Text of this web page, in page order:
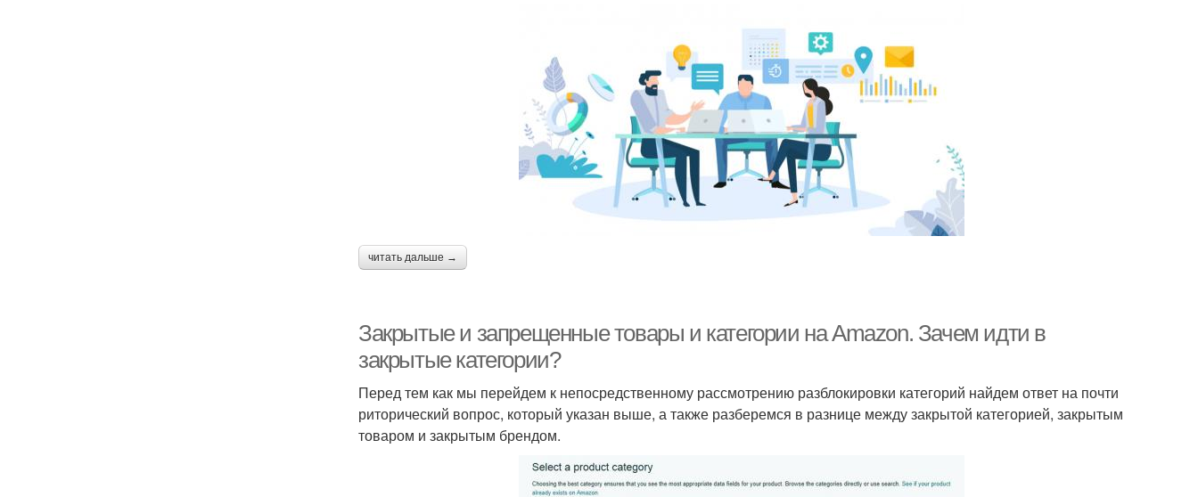
читать дальше →
Закрытые и запрещенные товары и категории на Amazon. Зачем идти в
закрытые категории?
Перед тем как мы перейдем к непосредственному рассмотрению разблокировки категорий найдем ответ на почти
риторический вопрос, который указан выше, а также разберемся в разнице между закрытой категорией, закрытым
товаром и закрытым брендом.